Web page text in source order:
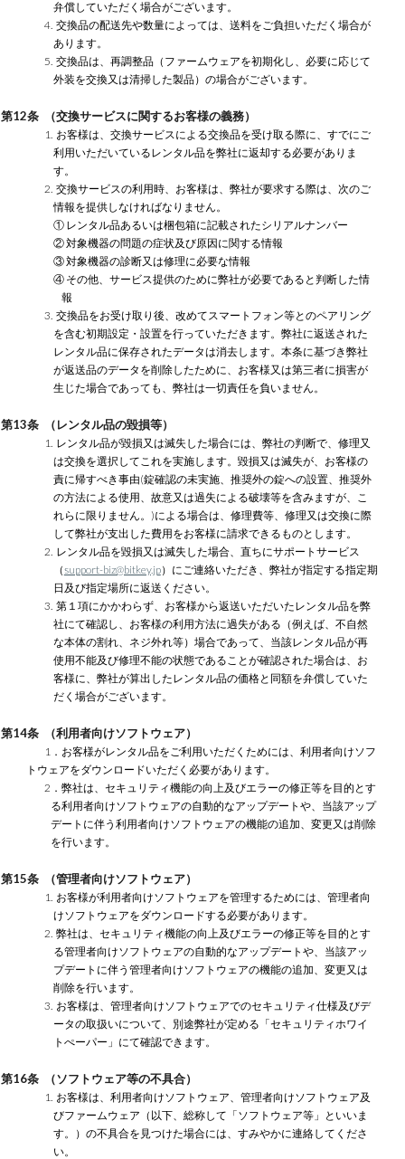
弁償していただく場合がございます。
4. 交換品の配送先や数量によっては、送料をご負担いただく場合が
あります。
5. 交換品は、再調整品（ファームウェアを初期化し、必要に応じて
外装を交換又は清掃した製品）の場合がございます。
第12条 （交換サービスに関するお客様の義務）
1. お客様は、交換サービスによる交換品を受け取る際に、すでにご
利用いただいているレンタル品を弊社に返却する必要がありま
す。
2. 交換サービスの利用時、お客様は、弊社が要求する際は、次のご
情報を提供しなければなりません。
① レンタル品あるいは梱包箱に記載されたシリアルナンバー
② 対象機器の問題の症状及び原因に関する情報
③ 対象機器の診断又は修理に必要な情報
④ その他、サービス提供のために弊社が必要であると判断した情
報
3. 交換品をお受け取り後、改めてスマートフォン等とのペアリング
を含む初期設定・設置を行っていただきます。弊社に返送された
レンタル品に保存されたデータは消去します。本条に基づき弊社
が返送品のデータを削除したために、お客様又は第三者に損害が
生じた場合であっても、弊社は一切責任を負いません。
第13条 （レンタル品の毀損等）
1. レンタル品が毀損又は滅失した場合には、弊社の判断で、修理又
は交換を選択してこれを実施します。毀損又は滅失が、お客様の
責に帰すべき事由(錠確認の未実施、推奨外の錠への設置、推奨外
の方法による使用、故意又は過失による破壊等を含みますが、こ
れらに限りません。)による場合は、修理費等、修理又は交換に際
して弊社が支出した費用をお客様に請求できるものとします。
2. レンタル品を毀損又は滅失した場合、直ちにサポートサービス
（support-biz@bitkey.jp）にご連絡いただき、弊社が指定する指定期
日及び指定場所に返送ください。
3. 第１項にかかわらず、お客様から返送いただいたレンタル品を弊
社にて確認し、お客様の利用方法に過失がある（例えば、不自然
な本体の割れ、ネジ外れ等）場合であって、当該レンタル品が再
使用不能及び修理不能の状態であることが確認された場合は、お
客様に、弊社が算出したレンタル品の価格と同額を弁償していた
だく場合がございます。
第14条 （利用者向けソフトウェア）
1．お客様がレンタル品をご利用いただくためには、利用者向けソフ
トウェアをダウンロードいただく必要があります。
2．弊社は、セキュリティ機能の向上及びエラーの修正等を目的とす
る利用者向けソフトウェアの自動的なアップデートや、当該アップ
デートに伴う利用者向けソフトウェアの機能の追加、変更又は削除
を行います。
第15条 （管理者向けソフトウェア）
1. お客様が利用者向けソフトウェアを管理するためには、管理者向
けソフトウェアをダウンロードする必要があります。
2. 弊社は、セキュリティ機能の向上及びエラーの修正等を目的とす
る管理者向けソフトウェアの自動的なアップデートや、当該アッ
プデートに伴う管理者向けソフトウェアの機能の追加、変更又は
削除を行います。
3. お客様は、管理者向けソフトウェアでのセキュリティ仕様及びデ
ータの取扱いについて、別途弊社が定める「セキュリティホワイ
トぺーパー」にて確認できます。
第16条 （ソフトウェア等の不具合）
1. お客様は、利用者向けソフトウェア、管理者向けソフトウェア及
びファームウェア（以下、総称して「ソフトウェア等」といいま
す。）の不具合を見つけた場合には、すみやかに連絡してくださ
い。